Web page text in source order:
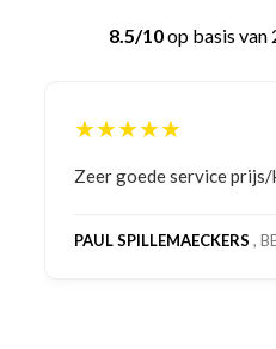
8.5/10op basis van
★★★★★
Bestelling gedaan
bestelling al ontvangen